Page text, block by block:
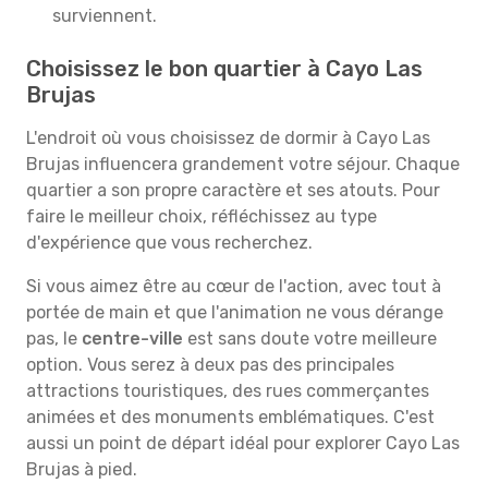
surviennent.
Choisissez le bon quartier à Cayo Las
Brujas
L'endroit où vous choisissez de dormir à Cayo Las
Brujas influencera grandement votre séjour. Chaque
quartier a son propre caractère et ses atouts. Pour
faire le meilleur choix, réfléchissez au type
d'expérience que vous recherchez.
Si vous aimez être au cœur de l'action, avec tout à
portée de main et que l'animation ne vous dérange
pas, le centre-ville est sans doute votre meilleure
option. Vous serez à deux pas des principales
attractions touristiques, des rues commerçantes
animées et des monuments emblématiques. C'est
aussi un point de départ idéal pour explorer Cayo Las
Brujas à pied.